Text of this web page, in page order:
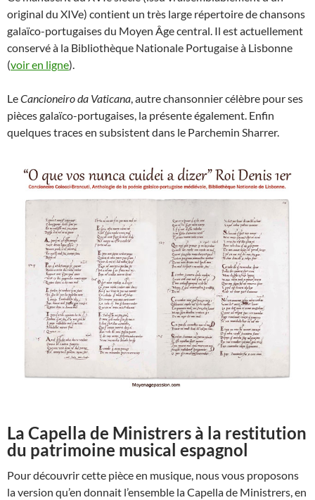
original du XIVe) contient un très large répertoire de chansons
galaïco-portugaises du Moyen Âge central. Il est actuellement
conservé à la Bibliothèque Nationale Portugaise à Lisbonne
(voir en ligne).
LeCancioneiro da Vaticana, autre chansonnier célèbre pour ses
pièces galaïco-portugaises, la présente également. Enfin
quelques traces en subsistent dans le Parchemin Sharrer.
La Capella de Ministrers à la restitution
du patrimoine musical espagnol
Pour découvrir cette pièce en musique, nous vous proposons
la version qu’en donnait l’ensemble la Capella de Ministrers, en